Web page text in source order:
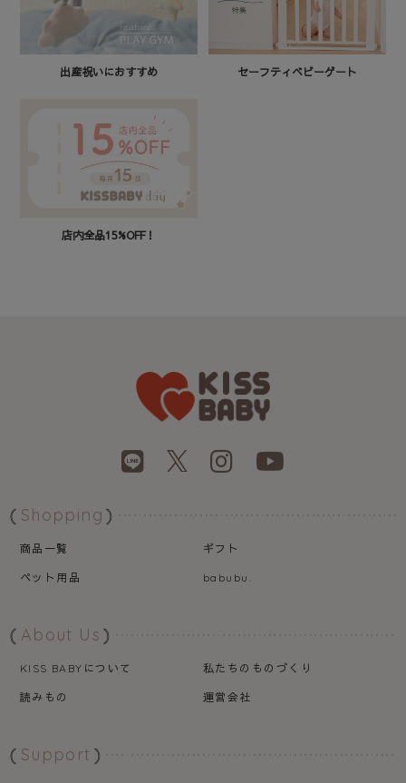
出産祝いにおすすめ セーフティベビーゲート
店内全品15%OFF！
Shopping
商品一覧
ギフト
ペット用品
babubu.
About Us
KISS BABY について
私たちのものづくり
読みもの
運営会社
Support